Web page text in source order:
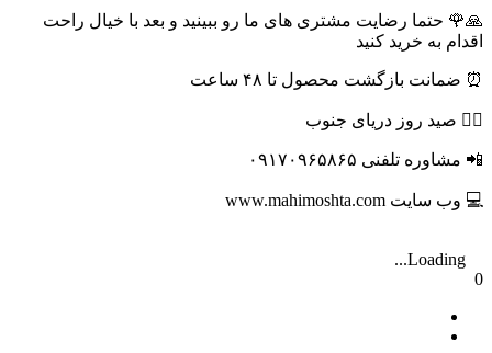
🙏🌹 حتما رضایت مشتری های ما رو ببینید و بعد با خیال راحت
اقدام به خرید کنید
⏰ ضمانت بازگشت محصول تا ۴۸ ساعت
🚣‍♂️ صید روز دریای جنوب
📲 مشاوره تلفنی ۰۹۱۷۰۹۶۵۸۶۵
💻 وب سایت www.mahimoshta.com
Loading...
0